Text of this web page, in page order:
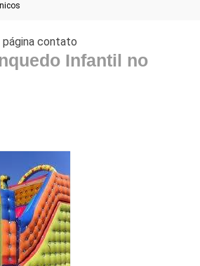
Infantil no